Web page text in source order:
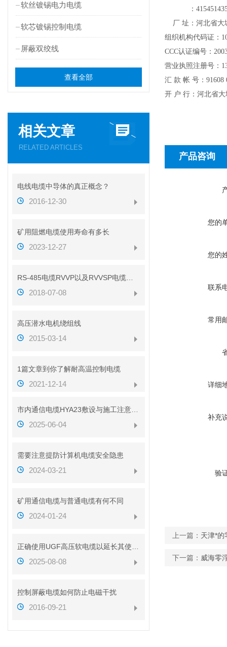
软丝镀锡电力电缆
软芯镀锡控制电缆
屏蔽双绞线
查看全部
相关文章
RELATED ARTICLES
电线电缆中导体的真正概念？
2016-12-30
矿用阻燃电缆使用寿命有多长
2023-12-27
2018-07-08
高压潜水电机绕组线
2015-03-14
1篇文章到你了解耐高温控制电缆
2021-12-14
2025-06-04
需要注意提防计算机电缆安全隐患
2024-03-21
矿用通信电缆与普通电缆有何不同
2024-01-24
2025-08-08
控制屏蔽电缆如何防止电磁干扰
2016-09-21
：
厂 址：河北省
组织机构代码证：
CCC认证编号：
营业执照注册号：
汇 款 帐 号： 91608
开 户 行：河北省
产品咨询
您的
您的
联系
常用
详细
补充
验
上一篇： 天津*的
下一篇： 威海零